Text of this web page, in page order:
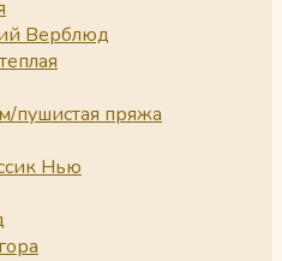
Верблюд
пушистая пряжа
Нью